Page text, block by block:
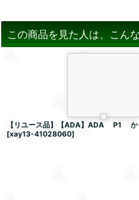
この商品を見た人は、こん
【リユース品】【ADA】ADA P1 か
[xay13-41028060]